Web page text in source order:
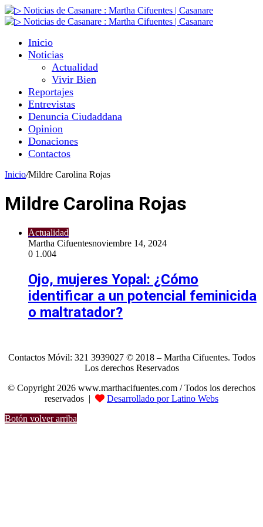
Inicio
Noticias
Actualidad
Vivir Bien
Reportajes
Entrevistas
Denuncia Ciudaddana
Opinion
Donaciones
Contactos
Inicio/Mildre Carolina Rojas
Mildre Carolina Rojas
Actualidad
Martha Cifuentesnoviembre 14, 2024
0 1.004
Ojo, mujeres Yopal: ¿Cómo
identificar a un potencial feminicida
o maltratador?
Contactos Móvil: 321 3939027 © 2018 – Martha Cifuentes. Todos
Los derechos Reservados
© Copyright 2026 www.marthacifuentes.com / Todos los derechos
reservados |
Desarrollado por Latino Webs
Botón volver arriba